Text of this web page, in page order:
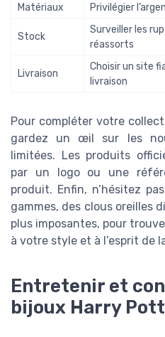
Matériaux
Privilégier
Stock
Surveiller les
réassorts
Livraison
Choisir un site
livraison
Pour compléter votre
gardez un œil sur les
limitées. Les produits
par un logo ou une
produit. Enfin, n’hésitez
gammes, des clous oreilles
plus imposantes, pour
à votre style et à l’esprit de
Entretenir et
bijoux Harry